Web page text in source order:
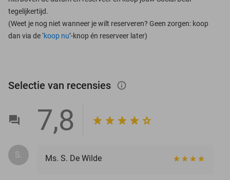
tegelijkertijd.
(Weet je nog niet wanneer je wilt reserveren? Geen zorgen: koop
dan via de ‘koop nu’-knop én reserveer later)
Selectie van recensies info_outlined
7,8
S. Ms. S. De Wilde